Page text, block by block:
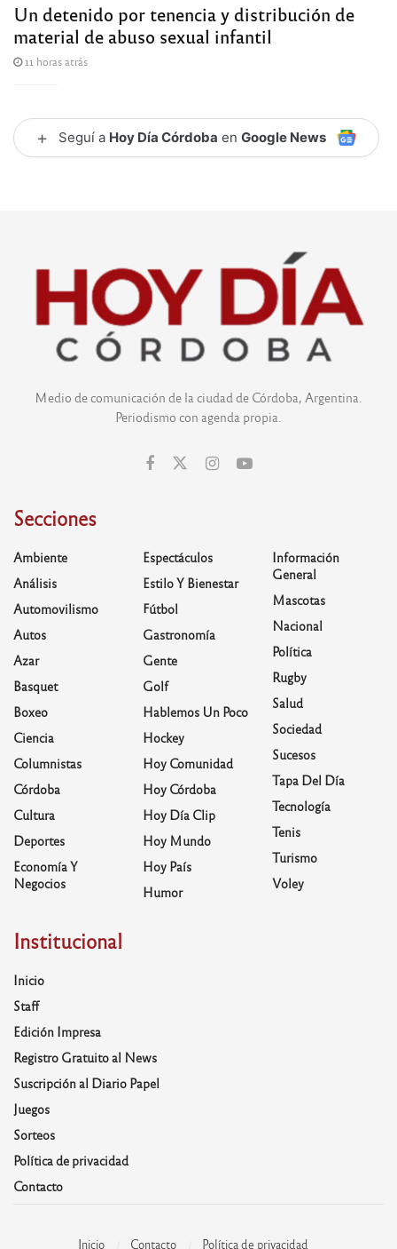
Un detenido por tenencia y distribución de
material de abuso sexual infantil
11 horas atrás
+ Seguí a Hoy Día Córdoba en Google News
Medio de comunicación de la ciudad de Córdoba, Argentina.
Periodismo con agenda propia.
Secciones
Ambiente
Análisis
Automovilismo
Autos
Azar
Basquet
Boxeo
Ciencia
Columnistas
Córdoba
Cultura
Deportes
Economía Y
Negocios
Espectáculos
Estilo Y Bienestar
Fútbol
Gastronomía
Gente
Golf
Hablemos Un Poco
Hockey
Hoy Comunidad
Hoy Córdoba
Hoy Día Clip
Hoy Mundo
Hoy País
Humor
Información
General
Mascotas
Nacional
Política
Rugby
Salud
Sociedad
Sucesos
Tapa Del Día
Tecnología
Tenis
Turismo
Voley
Institucional
Inicio
Staff
Edición Impresa
Registro Gratuito al News
Suscripción al Diario Papel
Juegos
Sorteos
Política de privacidad
Contacto
Inicio Contacto Política de privacidad